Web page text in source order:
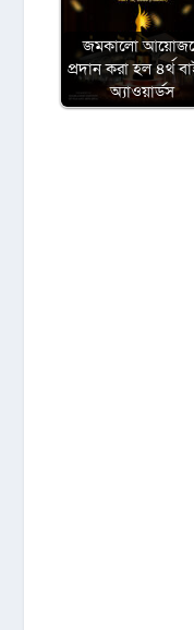
জমকালো
প্রদান করা হল ৪র্থ
অ্যাওয়ার্ডস